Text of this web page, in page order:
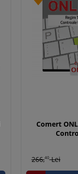
Comert
266,40Lei